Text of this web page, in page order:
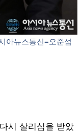
아뉴스통신=오준섭
시 살리심을 받았